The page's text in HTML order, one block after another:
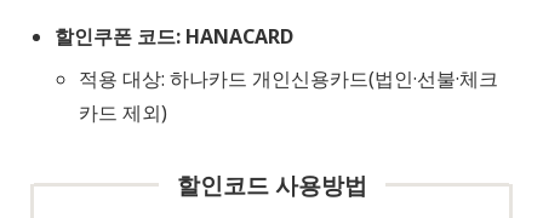
할인쿠폰 코드: HANACARD
적용 대상: 하나카드 개인신용카드(법인·선불·체크
카드 제외)
할인코드 사용방법